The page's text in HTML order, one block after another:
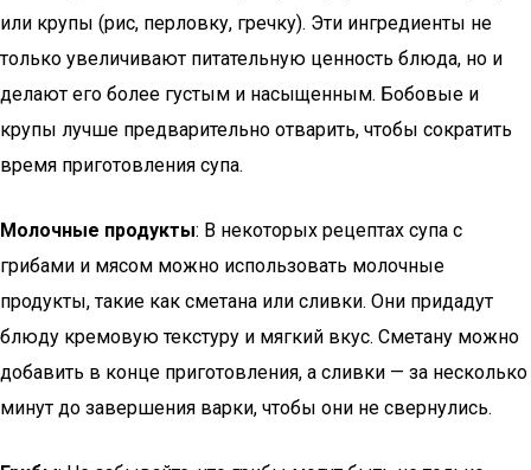
или крупы (рис, перловку, гречку). Эти ингредиенты не
только увеличивают питательную ценность блюда, но и
делают его более густым и насыщенным. Бобовые и
крупы лучше предварительно отварить, чтобы сократить
время приготовления супа.
Молочные продукты: В некоторых рецептах супа с
грибами и мясом можно использовать молочные
продукты, такие как сметана или сливки. Они придадут
блюду кремовую текстуру и мягкий вкус. Сметану можно
добавить в конце приготовления, а сливки — за несколько
минут до завершения варки, чтобы они не свернулись.